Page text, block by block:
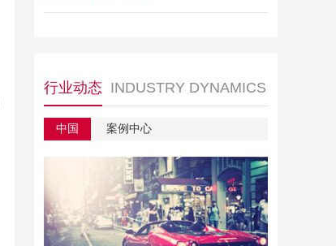
行业动态 INDUSTRY DYNAMICS
中国 案例中心